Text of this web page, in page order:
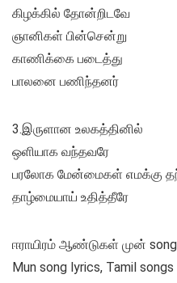
கிழக்கில் தோன்றிடவே
ஞானிகள் பின்சென்று
காணிக்கை படைத்து
பாலனை பணிந்தனர்
3.இருளான உலகத்தினில்
ஒளியாக வந்தவரே
பரலோக மேன்மைகள் எமக்கு
தாழ்மையாய் உதித்தீரே
ஈராயிரம் ஆண்டுகள் முன் song
Mun song lyrics, Tamil songs